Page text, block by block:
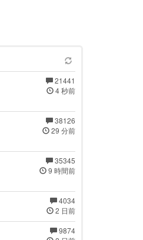
21441
4 秒前
38126
29 分前
35345
9 時間前
4034
2 日前
9874